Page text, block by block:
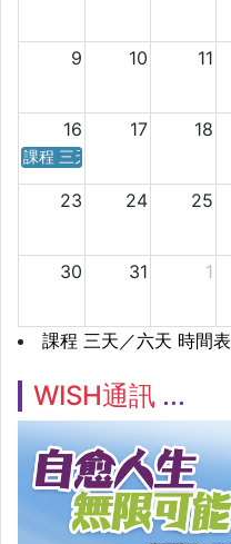
9 10 11
16 17 18
課程 三天／六天 時間表
23 24 25
30 31 1
課程 三天／六天 時間表
WISH通訊